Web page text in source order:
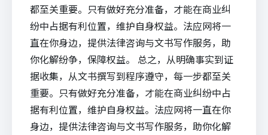
都至关重要。只有做好充分准备，才能在商业纠
纷中占据有利位置，维护自身权益。法应网将一
直在你身边，提供法律咨询与文书写作服务，助
你化解纷争，保障权益。 总之，从明确事实到证
据收集，从文书撰写到程序遵守，每一步都至关
重要。只有做好充分准备，才能在商业纠纷中占
据有利位置，维护自身权益。法应网将一直在你
身边，提供法律咨询与文书写作服务，助你化解